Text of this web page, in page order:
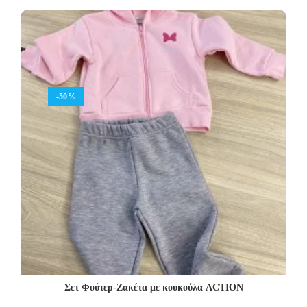
22.00€. 13.20€.
-50%
Σετ Φoύτερ-Ζακέτα με κουκούλα ACTION